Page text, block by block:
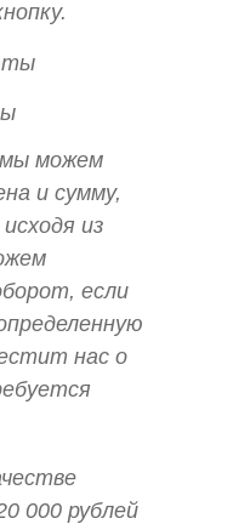
мы можем
и сумму,
из
если
нас о
000 рублей